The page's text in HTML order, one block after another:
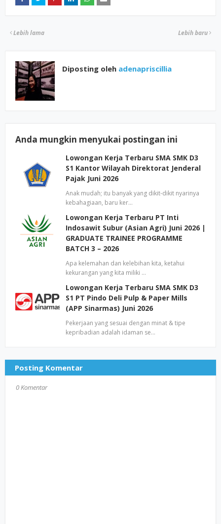
Lebih baru
Lebih lama
Diposting oleh adenapriscillia
Anda mungkin menyukai postingan ini
Lowongan Kerja Terbaru SMA SMK D3
S1 Kantor Wilayah Direktorat Jenderal
Pajak Juni 2026
Anak mudah; itu banyak yang dikit-dikit nyarinya
kebahagiaan, baru ker…
Lowongan Kerja Terbaru PT Inti
Indosawit Subur (Asian Agri) Juni 2026 |
GRADUATE TRAINEE PROGRAMME
BATCH 3 – 2026
Apa kelemahan dan kelebihan kita, ketahui
kekurangan yang kita miliki …
Lowongan Kerja Terbaru SMA SMK D3
S1 PT Pindo Deli Pulp & Paper Mills
(APP Sinarmas) Juni 2026
Pekerjaan yang sesuai dengan minat & tipe
kepribadian adalah idaman se…
Posting Komentar
0 Komentar